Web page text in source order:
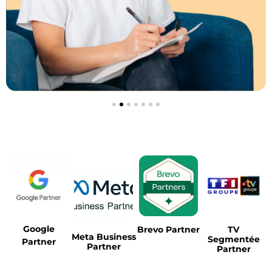
Google
Partner
Meta Business
Partner
Brevo Partner
TV
Segmentée
Partner